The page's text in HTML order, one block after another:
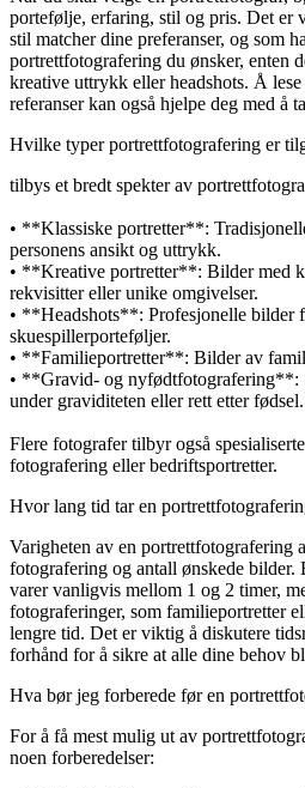
portefølje, erfaring, stil og pris. Det er
stil matcher dine preferanser, og som
portrettfotografering du ønsker, enten
kreative uttrykk eller headshots. Å
referanser kan også hjelpe deg med å
Hvilke typer portrettfotografering er
tilbys et bredt spekter av
• **Klassiske portretter**:
personens ansikt og uttrykk.
• **Kreative portretter**: Bilder med
rekvisitter eller unike omgivelser.
• **Headshots**: Profesjonelle
skuespillerporteføljer.
• **Familieportretter**: Bilder av
• **Gravid- og nyfødtfotografering**:
under graviditeten eller rett etter fødsel.
Flere fotografer tilbyr også
fotografering eller bedriftsportretter.
Hvor lang tid tar en
Varigheten av en portrettfotografering
fotografering og antall ønskede bilder.
varer vanligvis mellom 1 og 2 timer,
fotograferinger, som familieportretter
lengre tid. Det er viktig å diskutere
forhånd for å sikre at alle dine behov
Hva bør jeg forberede før en
For å få mest mulig ut av
noen forberedelser: